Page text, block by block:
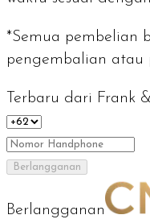
*Semua pembelian
pengembalian atau
Terbaru dari Frank
Berlangganan
Berlangganan